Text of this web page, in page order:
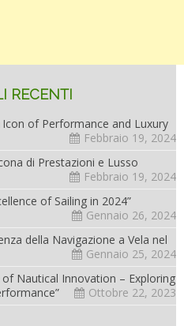
RECENTI
of Performance and Luxury
Febbraio 19, 2024
di Prestazioni e Lusso
Febbraio 19, 2024
of Sailing in 2024”
Gennaio 26, 2024
della Navigazione a Vela nel
Gennaio 25, 2024
of Nautical Innovation – Exploring
Ottobre 22, 2023